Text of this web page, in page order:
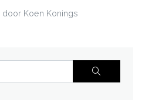
door Koen Konings